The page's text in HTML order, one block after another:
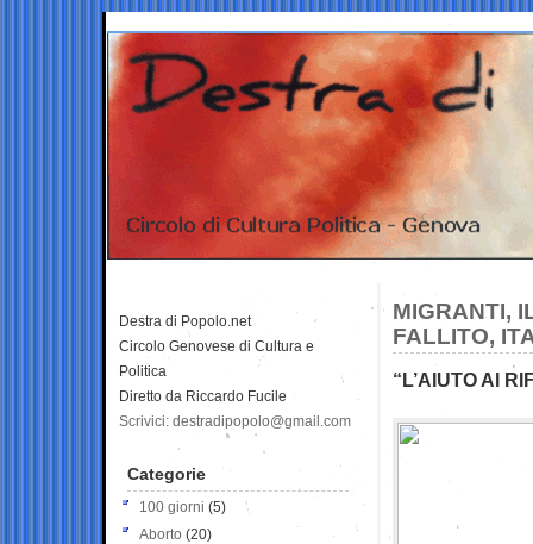
MIGRANTI,
FALLITO,
“L’AIUTO AI
Destra di Popolo.net
Circolo Genovese di Cultura e
Politica
Diretto da Riccardo Fucile
Scrivici: destradipopolo@gmail.com
Categorie
100 giorni (5)
Aborto (20)